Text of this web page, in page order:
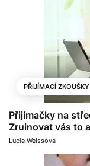
PŘIJÍMACÍ ZKOUŠKY
Přijímačky na
Zruinovat vás to
Lucie Weissová